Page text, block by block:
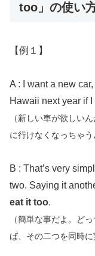
too」の使い
【例１】
A : I want a new
Hawaii next year if
（新しい車が欲しい
に行けなくなっちゃ
B : That’s very
two. Saying it
eat it too.
（簡単な事だよ。 ど
ば、 その二つを同時に